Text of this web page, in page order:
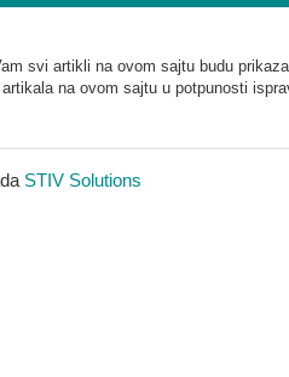
svi artikli na ovom sajtu budu
na ovom sajtu u potpunosti
STIV Solutions